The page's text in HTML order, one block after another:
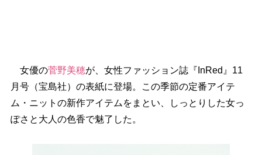
女優の菅野美穂が、女性ファッション誌『InRed』11
月号（宝島社）の表紙に登場。この季節の定番アイテ
ム・ニットの新作アイテムをまとい、しっとりした女っ
ぽさと大人の色香で魅了した。